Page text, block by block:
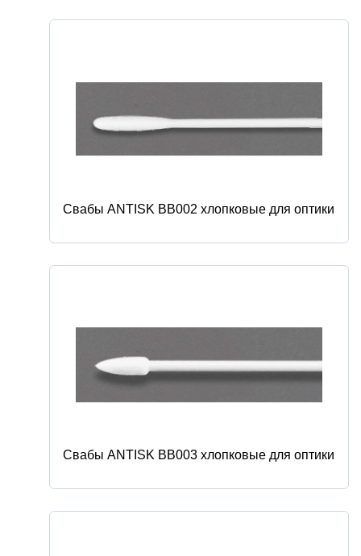
Свабы ANTISK BB002 хлопковые для оптики
Свабы ANTISK BB003 хлопковые для оптики